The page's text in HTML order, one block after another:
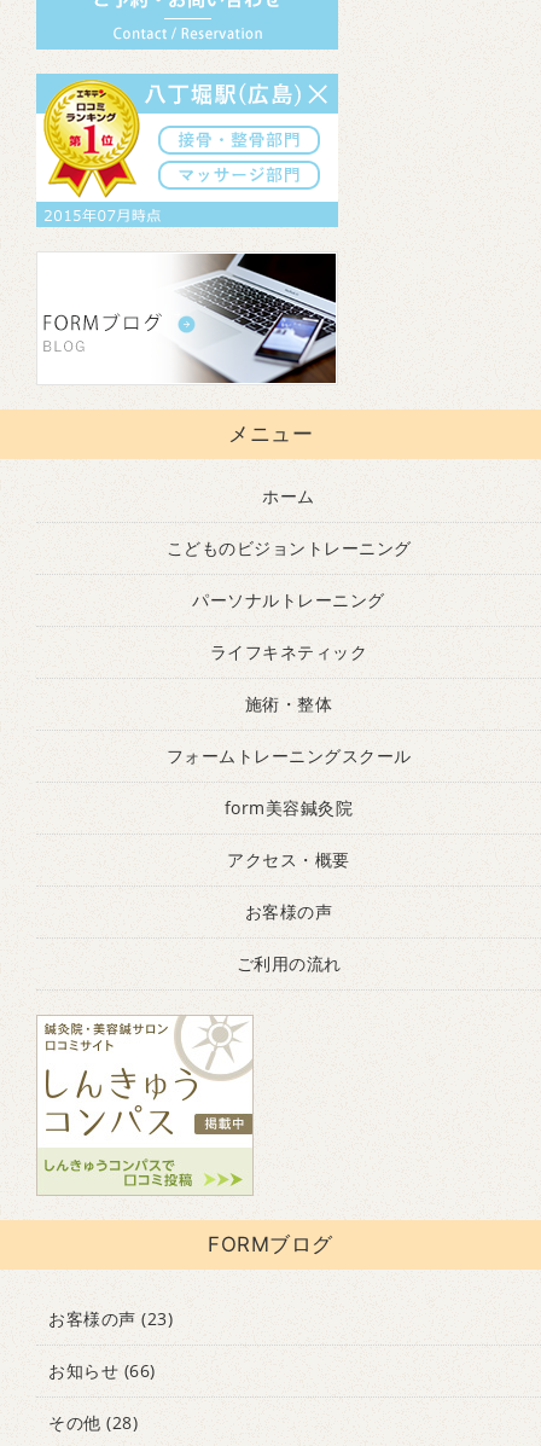
メニュー
ホーム
こどものビジョントレーニング
パーソナルトレーニング
ライフキネティック
施術・整体
フォームトレーニングスクール
form美容鍼灸院
アクセス・概要
お客様の声
ご利用の流れ
FORMブログ
お客様の声 (23)
お知らせ (66)
その他 (28)